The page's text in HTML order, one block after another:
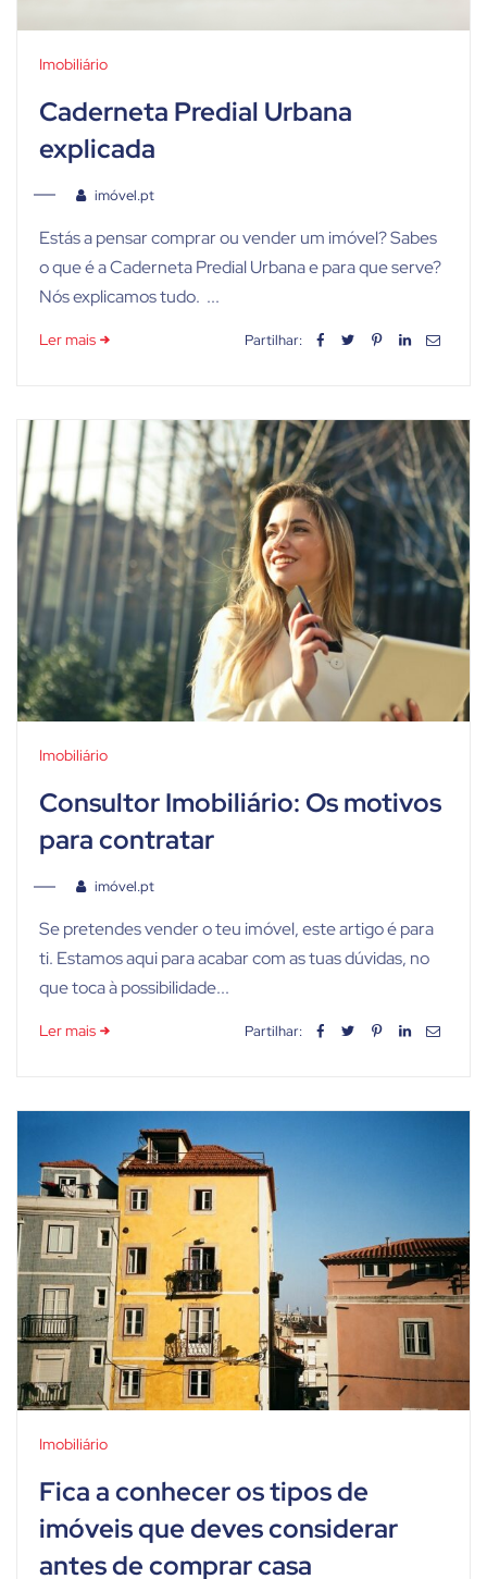
Imobiliário
Caderneta Predial Urbana
explicada
imóvel.pt
Estás a pensar comprar ou vender um imóvel? Sabes
o que é a Caderneta Predial Urbana e para que serve?
Nós explicamos tudo. ...
Ler mais Partilhar:
Imobiliário
Consultor Imobiliário: Os motivos
para contratar
imóvel.pt
Se pretendes vender o teu imóvel, este artigo é para
ti. Estamos aqui para acabar com as tuas dúvidas, no
que toca à possibilidade...
Ler mais Partilhar:
Imobiliário
Fica a conhecer os tipos de
imóveis que deves considerar
antes de comprar casa